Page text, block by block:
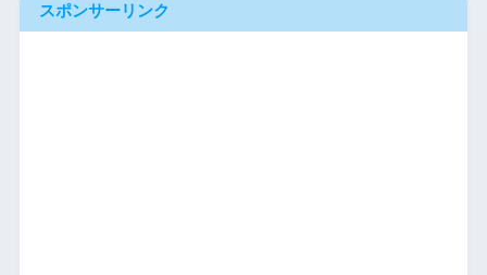
スポンサーリンク